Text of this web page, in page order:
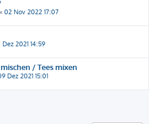
« 02 Nov 2022 17:07
Dez 2021 14:59
/ Tees mixen
Dez 2021 15:01